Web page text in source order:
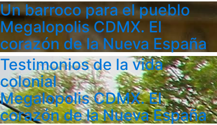
Un barroco para el pueblo
Megalopolis CDMX. El
corazón de la Nueva España
Testimonios de la vida
colonial
Megalopolis CDMX. El
corazón de la Nueva España